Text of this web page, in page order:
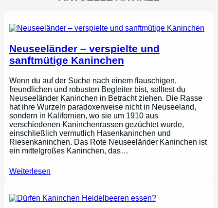
Neuseeländer – verspielte und
sanftmütige Kaninchen
Wenn du auf der Suche nach einem flauschigen,
freundlichen und robusten Begleiter bist, solltest du
Neuseeländer Kaninchen in Betracht ziehen. Die Rasse
hat ihre Wurzeln paradoxerweise nicht in Neuseeland,
sondern in Kalifornien, wo sie um 1910 aus
verschiedenen Kaninchenrassen gezüchtet wurde,
einschließlich vermutlich Hasenkaninchen und
Riesenkaninchen. Das Rote Neuseeländer Kaninchen ist
ein mittelgroßes Kaninchen, das…
Weiterlesen